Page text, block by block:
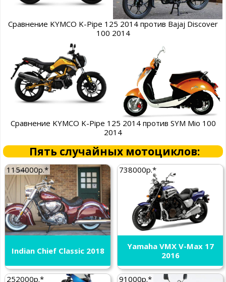
Сравнение KYMCO K-Pipe 125 2014 против Bajaj Discover
100 2014
Сравнение KYMCO K-Pipe 125 2014 против SYM Mio 100
2014
Пять случайных мотоциклов:
1154000р.*
Indian Chief Classic 2018
738000р.*
Yamaha VMX V-Max 17
2016
252000р.* 91000р.*